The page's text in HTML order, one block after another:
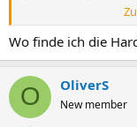
Zusätzlich nutze ich
Probleme an der 5690
ich bestätigen. Da
--peter
Wo finde ich die
O OliverS
New member